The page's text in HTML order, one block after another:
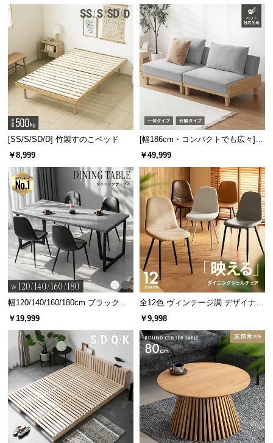
情
報
デンマーク家具シリーズのラインナッ
プ
デンマー
ク デザイ
ン テレビ
ボード
¥19,99
8
デンマー
ン センタ
ーテーブ
ル
デンマー
クデザイ
ン ワーク
デスク
¥14,99
デンマー
ク デザイ
ン ワーク
デスク
8
デンマー
ン ワーク
デスク
幅65cm
デンマー
ク デザイ
ン ワーク
デスク
¥10,99
8
[クイー
ン] デン
マークデ
ザイン ベ
ッドフレ
¥29,99
9
幅99cm
デンマー
ク デザイ
ン マルチ
キャビネ
¥26,99
幅147cm
デンマー
ク デザイ
ン マルチ
チェスト
¥26,99
9
デンマーク家具シリーズをもっと見る
[SS/S/SD/D] 竹製すのこベッド
￥8,999
[幅186cm・コンパクトでも広々] 3
人掛けソファベッド リクライニン
￥49,999
幅120/140/160/180cm ブラックフ
レーム ダイニング 大理石調 4人掛
￥19,999
全12色 ヴィンテージ調 デザイナー
ズシェルチェア
￥9,998